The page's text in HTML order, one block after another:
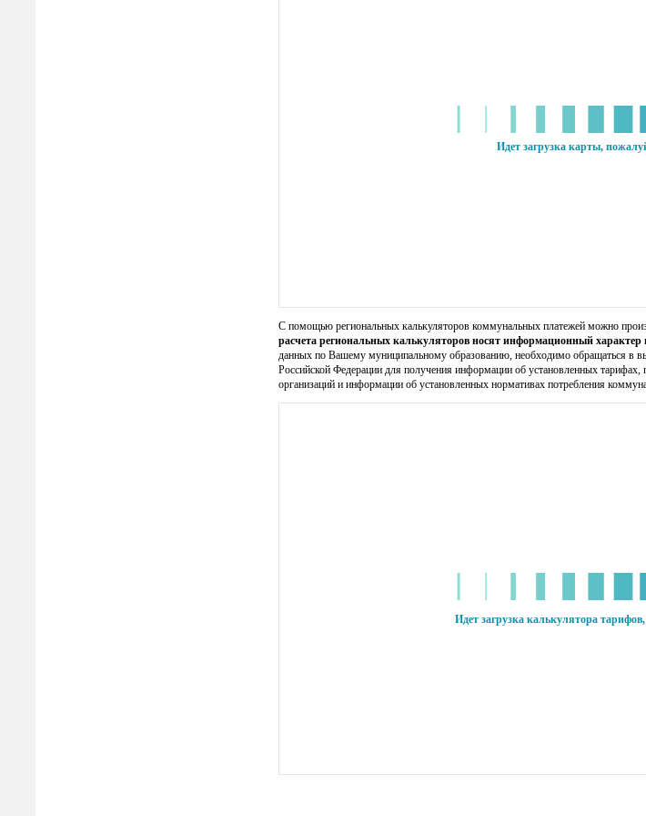
С помощью региональных калькуляторов коммунальных платежей можно
расчета региональных калькуляторов носят информационный
данных по Вашему муниципальному образованию, необходимо обращаться в
Российской Федерации для получения информации об установленных
организаций и информации об установленных нормативах потребления